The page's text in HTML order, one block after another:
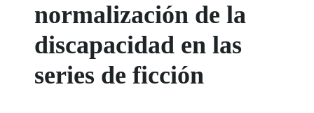
normalización de la
discapacidad en las
series de ficción